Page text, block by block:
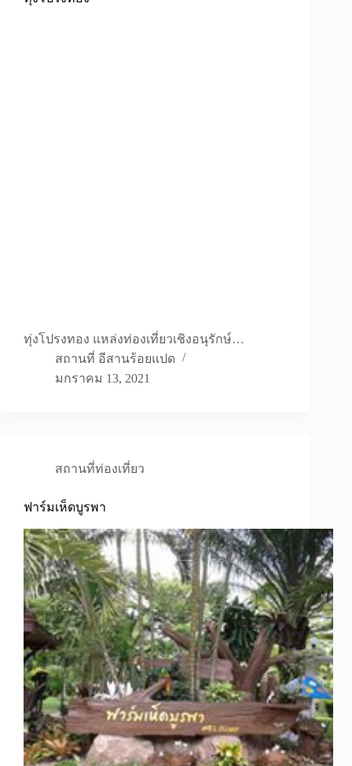
ทุ่งโปรงทอง แหล่งท่องเที่ยวเชิงอนุรักษ์…
สถานที่ อีสานร้อยแปด
มกราคม 13, 2021
สถานที่ท่องเที่ยว
ฟาร์มเห็ดบูรพา